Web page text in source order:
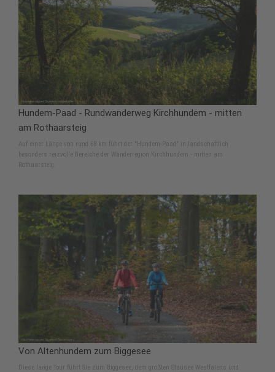
Hundem-Paad - Rundwanderweg Kirchhundem - mitten
am Rothaarsteig
Auf einer Länge von rund 68 km führt der "Hundem-Paad" in landschaftlich
besonders reizvolle Bereiche der Wanderregion Kirchhundem - mitten am
Rothaarsteig.
Von Altenhundem zum Biggesee
Diese lange Tour führt Sie zum Biggesee, dem größten Stausee Westfalens und